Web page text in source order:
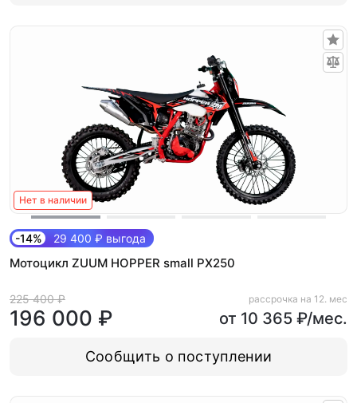
Нет в наличии
-14% 29 400 ₽ выгода
Мотоцикл ZUUM HOPPER small PX250
225 400 ₽
196 000 ₽
рассрочка на 12. мес
от 10 365 ₽/мес.
Сообщить о поступлении